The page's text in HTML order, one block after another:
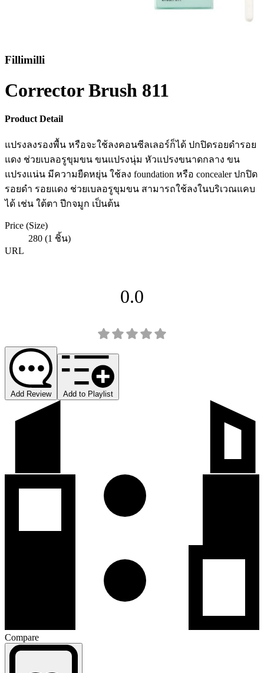
Fillimilli
Corrector Brush 811
Product Detail
แปรงลงรองพื้น หรือจะใช้ลงคอนซีลเลอร์ก็ได้ ปกปิดรอยดำรอย
แดง ช่วยเบลอรูขุมขน ขนแปรงนุ่ม หัวแปรงขนาดกลาง ขน
แปรงแน่น มีความยืดหยุ่น ใช้ลง foundation หรือ concealer ปกปิด
รอยดำ รอยแดง ช่วยเบลอรูขุมขน สามารถใช้ลงในบริเวณแคบ
ได้ เช่น ใต้ตา ปีกจมูก เป็นต้น
Price (Size)
280 (1 ชิ้น)
URL
0.0
Add Review Add to Playlist
Compare